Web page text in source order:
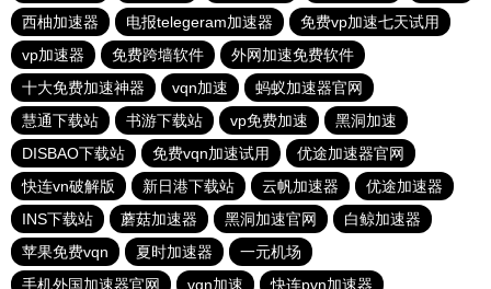
西柚加速器
电报telegeram加速器
免费vp加速七天试用
vp加速器
免费跨墙软件
外网加速免费软件
十大免费加速神器
vqn加速
蚂蚁加速器官网
慧通下载站
书游下载站 vp免费加速
黑洞加速
DISBAO下载站
免费vqn加速试用
优途加速器官网
快连vn破解版
新日港下载站 云帆加速器
优途加速器
INS下载站
蘑菇加速器 黑洞加速官网
白鲸加速器
苹果免费vqn
夏时加速器
一元机场
手机外国加速器官网
vqn加速 快连pvn加速器